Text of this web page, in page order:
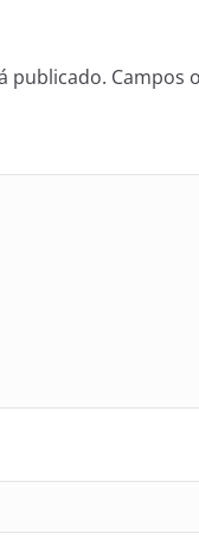
publicado. Campos